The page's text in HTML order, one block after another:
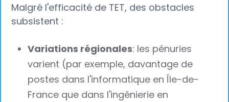
Malgré l'efficacité de TET, des obstacles
subsistent :
Variations régionales: les pénuries
varient (par exemple, davantage de
postes dans l'informatique en Île-de-
France que dans l'ingénierie en